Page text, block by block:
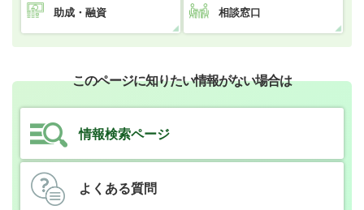
助成・融資 相談窓口
このページに知りたい情報がない場合は
情報検索ページ
よくある質問